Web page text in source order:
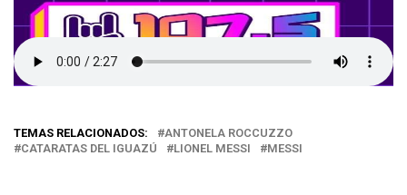
TEMAS RELACIONADOS:
ANTONELA ROCCUZZO
CATARATAS DEL IGUAZÚ
LIONEL MESSI MESSI